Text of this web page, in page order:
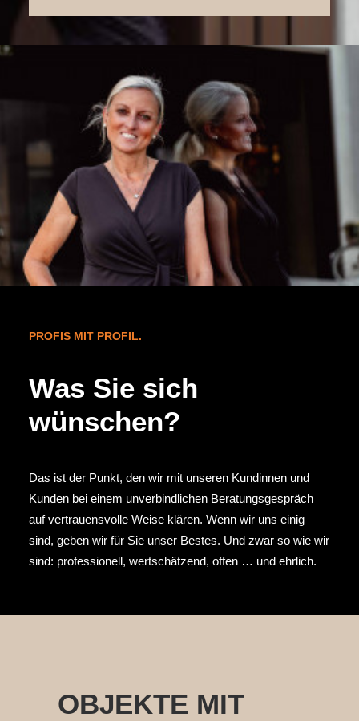
PROFIS MIT PROFIL.
Was Sie sich
wünschen?
Das ist der Punkt, den wir mit unseren Kundinnen und
Kunden bei einem unverbindlichen Beratungsgespräch
auf vertrauensvolle Weise klären. Wenn wir uns einig
sind, geben wir für Sie unser Bestes. Und zwar so wie wir
sind: professionell, wertschätzend, offen … und ehrlich.
OBJEKTE MIT